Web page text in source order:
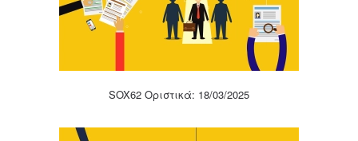
SOX62 Οριστικά: 18/03/2025